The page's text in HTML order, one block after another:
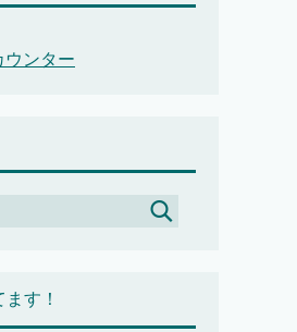
す！